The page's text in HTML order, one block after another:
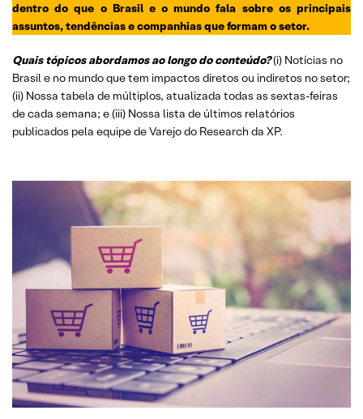
dentro do que o Brasil e o mundo fala sobre os principais
assuntos, tendências e companhias que formam o setor.
Quais tópicos abordamos ao longo do conteúdo?(i) Notícias no
Brasil e no mundo que tem impactos diretos ou indiretos no setor;
(ii) Nossa tabela de múltiplos, atualizada todas as sextas-feiras
de cada semana; e (iii) Nossa lista de últimos relatórios
publicados pela equipe de Varejo do Research da XP.